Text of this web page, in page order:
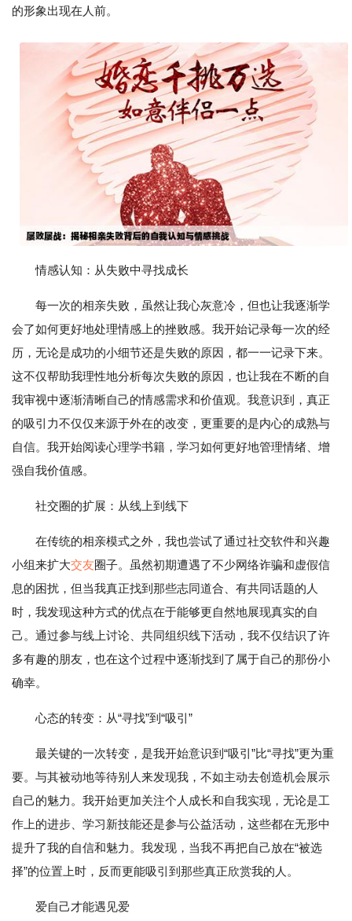
的形象出现在人前。
情感认知：从失败中寻找成长
每一次的相亲失败，虽然让我心灰意冷，但也让我逐渐学
会了如何更好地处理情感上的挫败感。我开始记录每一次的经
历，无论是成功的小细节还是失败的原因，都一一记录下来。
这不仅帮助我理性地分析每次失败的原因，也让我在不断的自
我审视中逐渐清晰自己的情感需求和价值观。我意识到，真正
的吸引力不仅仅来源于外在的改变，更重要的是内心的成熟与
自信。我开始阅读心理学书籍，学习如何更好地管理情绪、增
强自我价值感。
社交圈的扩展：从线上到线下
在传统的相亲模式之外，我也尝试了通过社交软件和兴趣
小组来扩大交友圈子。虽然初期遭遇了不少网络诈骗和虚假信
息的困扰，但当我真正找到那些志同道合、有共同话题的人
时，我发现这种方式的优点在于能够更自然地展现真实的自
己。通过参与线上讨论、共同组织线下活动，我不仅结识了许
多有趣的朋友，也在这个过程中逐渐找到了属于自己的那份小
确幸。
心态的转变：从“寻找”到“吸引”
最关键的一次转变，是我开始意识到“吸引”比“寻找”更为重
要。与其被动地等待别人来发现我，不如主动去创造机会展示
自己的魅力。我开始更加关注个人成长和自我实现，无论是工
作上的进步、学习新技能还是参与公益活动，这些都在无形中
提升了我的自信和魅力。我发现，当我不再把自己放在“被选
择”的位置上时，反而更能吸引到那些真正欣赏我的人。
爱自己才能遇见爱